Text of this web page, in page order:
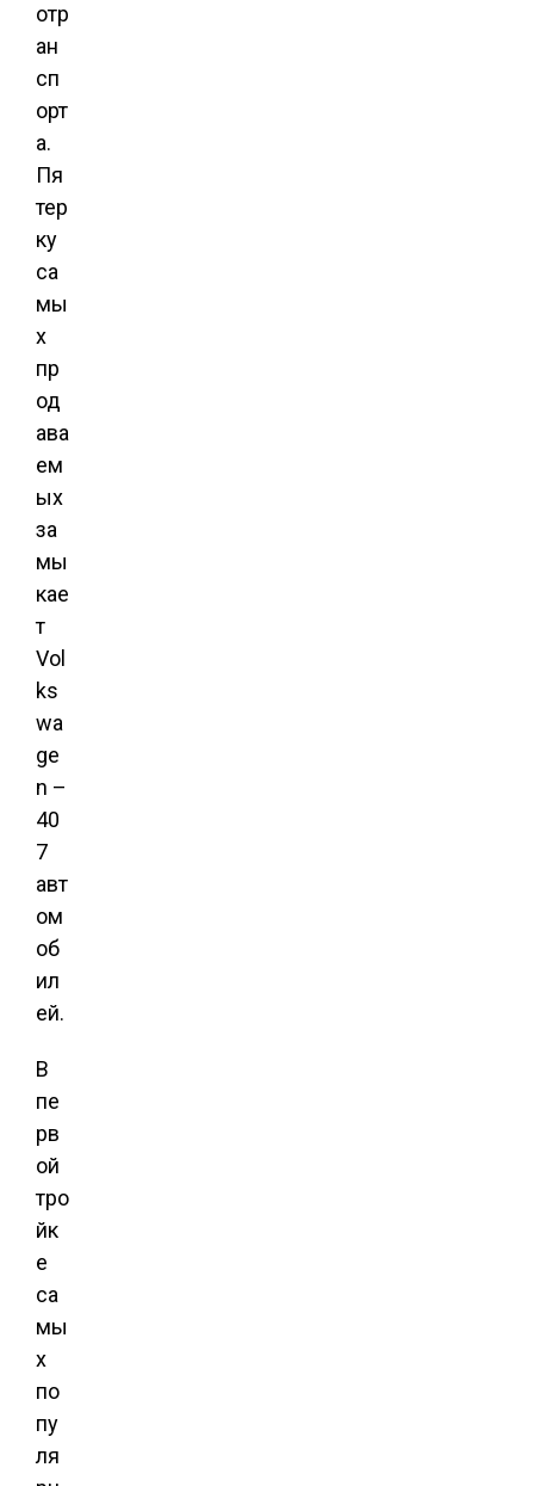
отр
ан
сп
орт
а.
Пя
тер
ку
са
мы
х
пр
од
ава
ем
ых
за
мы
кае
т
Vol
ks
wa
ge
n –
40
7
авт
ом
об
ил
ей.
В
пе
рв
ой
тро
йк
е
са
мы
х
по
пу
ля